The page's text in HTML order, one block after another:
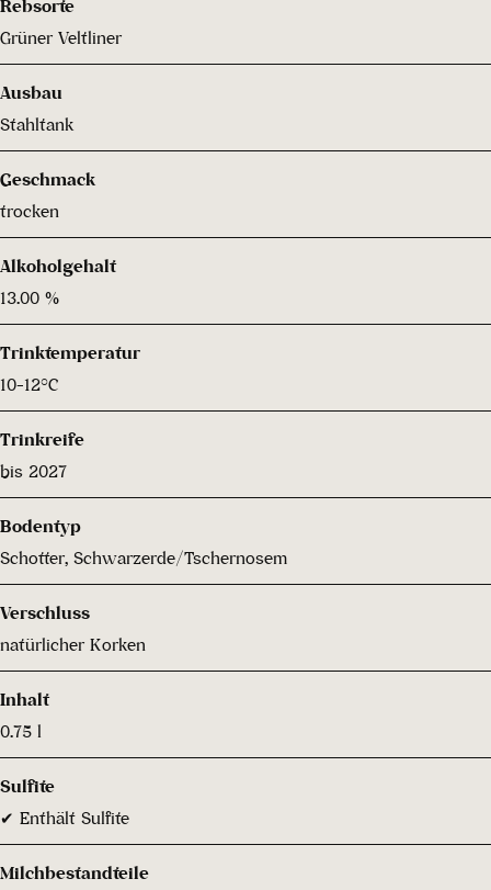
Rebsorte
Grüner Veltliner
Ausbau
Stahltank
Geschmack
trocken
Alkoholgehalt
13.00 %
Trinktemperatur
10-12°C
Trinkreife
bis 2027
Bodentyp
Schotter, Schwarzerde/Tschernosem
Verschluss
natürlicher Korken
Inhalt
0.75 l
Sulfite
✔ Enthält Sulfite
Milchbestandteile